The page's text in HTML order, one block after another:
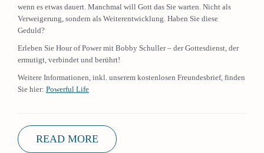
wenn es etwas dauert. Manchmal will Gott das Sie warten. Nicht als
Verweigerung, sondern als Weiterentwicklung. Haben Sie diese
Geduld?
Erleben Sie Hour of Power mit Bobby Schuller – der Gottesdienst, der
ermutigt, verbindet und berührt!
Weitere Informationen, inkl. unserem kostenlosen Freundesbrief, finden
Sie hier: Powerful Life
READ MORE